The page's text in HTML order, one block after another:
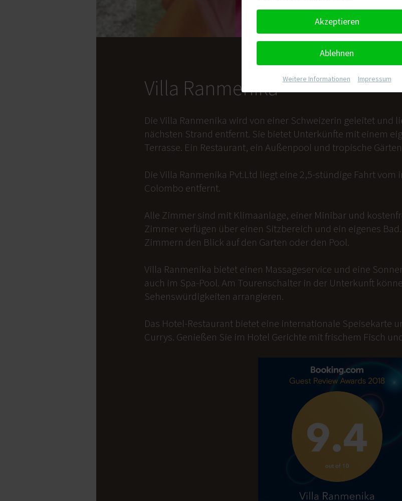
Villa Ranmenika
Die Villa Ranmenika wird von einer Schweizerin geleitet und
nächsten Strand entfernt. Sie bietet Unterkünfte mit einem
Terrasse. Ein Restaurant, ein Außenpool und tropische
Die Villa Ranmenika Pvt.Ltd liegt eine 2,5-stündige Fahrt
Colombo entfernt.
Alle Zimmer sind mit Klimaanlage, einer Minibar und
Zimmer verfügen über einen Sitzbereich und ein eigenes
Zimmern den Blick auf den Garten oder den Pool.
Villa Ranmenika bietet einen Massageservice und eine
auch im Spa-Pool. Am Tourenschalter in der Unterkunft
Sehenswürdigkeiten arrangieren.
Das Hotel-Restaurant bietet eine internationale Speisekarte
Currys. Genießen Sie im Hotel Gerichte mit frischem Fisch
Akzeptieren
Ablehnen
Weitere Informationen Impressum